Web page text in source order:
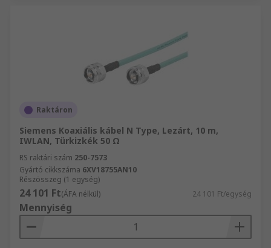
Raktáron
Siemens Koaxiális kábel N Type, Lezárt, 10 m,
IWLAN, Türkizkék 50 Ω
RS raktári szám 250-7573
Gyártó cikkszáma 6XV18755AN10
Részösszeg (1 egység)
24 101 Ft(ÁFA nélkül) 24 101 Ft/egység
Mennyiség